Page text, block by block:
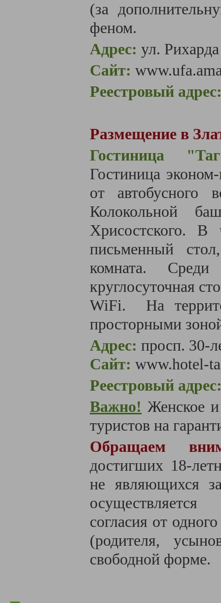
(за
феном.
Адрес: ул.
Сайт: www.
Реестровый
Размещение в
Гостиница
Гостиница
от
Колокольной
Хрисостского.
письменный
комната.
круглосуточная
WiFi. На
просторными
Адрес: просп. 30-
Сайт: www.hotel-
Реестровый
Важно! Женское
туристов на
Обращаем
достигших 18-
не являющихся
согласия от
(родителя,
свободной форме.